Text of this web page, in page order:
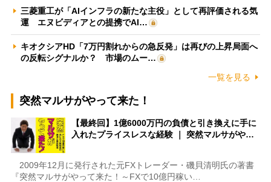
三菱重工が「AIインフラの新たな主役」として再評価される気
運 エヌビディアとの提携でAI…
キオクシアHD「7万円割れからの急反発」は再びの上昇局面へ
の反転シグナルか？ 市場のムー…
一覧を見る
突然マルサがやって来た！
【最終回】1億6000万円の負債と引き換えに手に
入れたプライスレスな経験 ｜ 突然マルサがや…
2009年12月に発行された元FXトレーダー・磯貝清明氏の著書
『突然マルサがやって来た！～FXで10億円稼い…